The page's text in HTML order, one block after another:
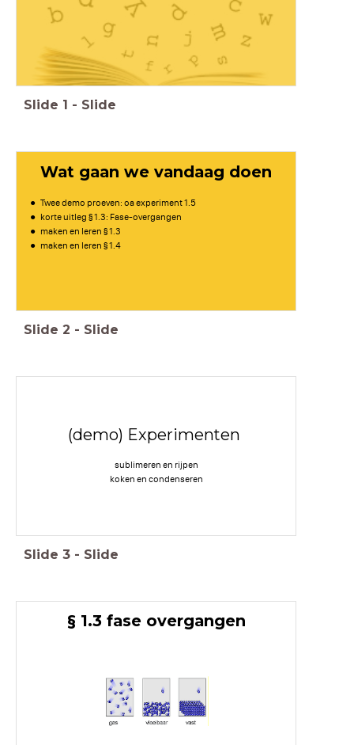
Slide 1 - Slide
Wat gaan we vandaag doen
Twee demo proeven: oa experiment 1.5
korte uitleg § 1.3: Fase-overgangen
maken en leren § 1.3
maken en leren § 1.4
Slide 2 - Slide
(demo) Experimenten
sublimeren en rijpen
koken en condenseren
Slide 3 - Slide
§ 1.3 fase overgangen